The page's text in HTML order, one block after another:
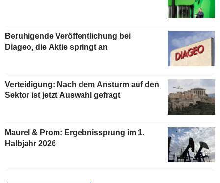
Beruhigende Veröffentlichung bei
Diageo, die Aktie springt an
Verteidigung: Nach dem Ansturm auf den
Sektor ist jetzt Auswahl gefragt
Maurel & Prom: Ergebnissprung im 1.
Halbjahr 2026